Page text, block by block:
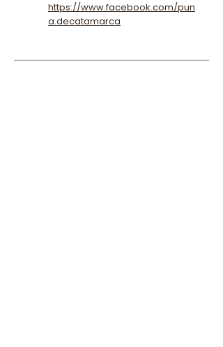
https://www.facebook.com/pun
a.decatamarca